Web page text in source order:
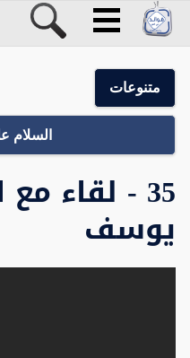
متنوعات
السلام
35 - لقاء
يوسف